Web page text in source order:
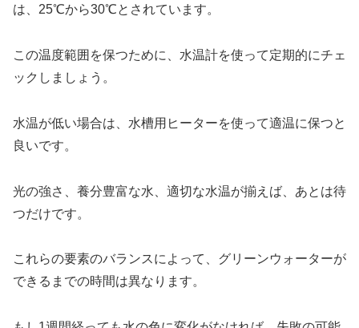
は、25℃から30℃とされています。
この温度範囲を保つために、水温計を使って定期的にチェ
ックしましょう。
水温が低い場合は、水槽用ヒーターを使って適温に保つと
良いです。
光の強さ、養分豊富な水、適切な水温が揃えば、あとは待
つだけです。
これらの要素のバランスによって、グリーンウォーターが
できるまでの時間は異なります。